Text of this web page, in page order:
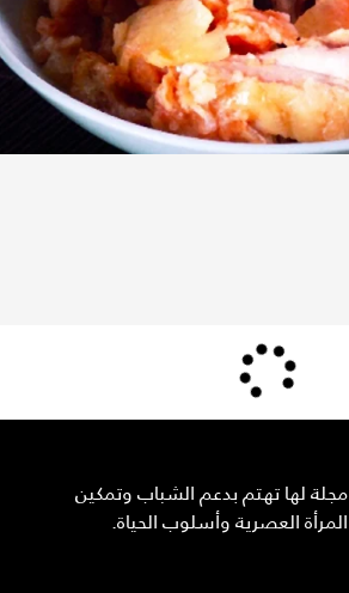
مجلة لها تهتم بدعم الشباب وتمكين
المرأة العصرية وأسلوب الحياة.